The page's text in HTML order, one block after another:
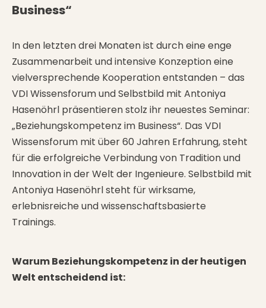
Business“
In den letzten drei Monaten ist durch eine enge
Zusammenarbeit und intensive Konzeption eine
vielversprechende Kooperation entstanden – das
VDI Wissensforum und Selbstbild mit Antoniya
Hasenöhrl präsentieren stolz ihr neuestes Seminar:
„Beziehungskompetenz im Business“. Das VDI
Wissensforum mit über 60 Jahren Erfahrung, steht
für die erfolgreiche Verbindung von Tradition und
Innovation in der Welt der Ingenieure. Selbstbild mit
Antoniya Hasenöhrl steht für wirksame,
erlebnisreiche und wissenschaftsbasierte
Trainings.
Warum Beziehungskompetenz in der heutigen
Welt entscheidend ist: